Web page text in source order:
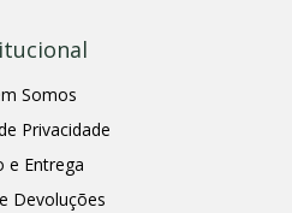
Somos
Privacidade
e Entrega
Devoluções